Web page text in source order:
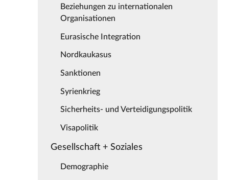
Beziehungen zu internationalen
Organisationen
Eurasische Integration
Nordkaukasus
Sanktionen
Syrienkrieg
Sicherheits- und Verteidigungspolitik
Visapolitik
Gesellschaft + Soziales
Demographie